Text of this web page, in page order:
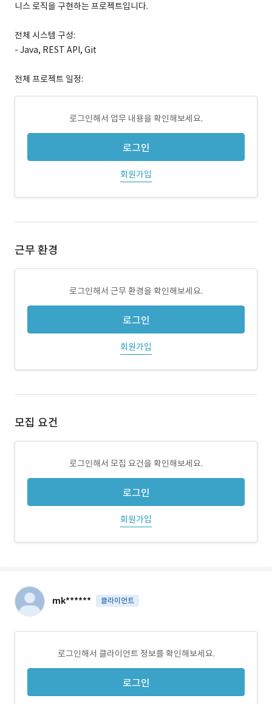
니스 로직을 구현하는 프로젝트입니다.
전체 시스템 구성:
- Java, REST API, Git
전체 프로젝트 일정:
로그인해서 업무 내용을 확인해보세요.
로그인
회원가입
근무 환경
로그인해서 근무 환경을 확인해보세요.
로그인
회원가입
모집 요건
로그인해서 모집 요건을 확인해보세요.
로그인
회원가입
mk****** 클라이언트
로그인해서 클라이언트 정보를 확인해보세요.
로그인